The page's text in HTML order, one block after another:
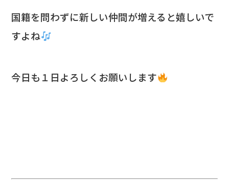
国籍を問わずに新しい仲間が増えると嬉しいで
すよね
今日も１日よろしくお願いします